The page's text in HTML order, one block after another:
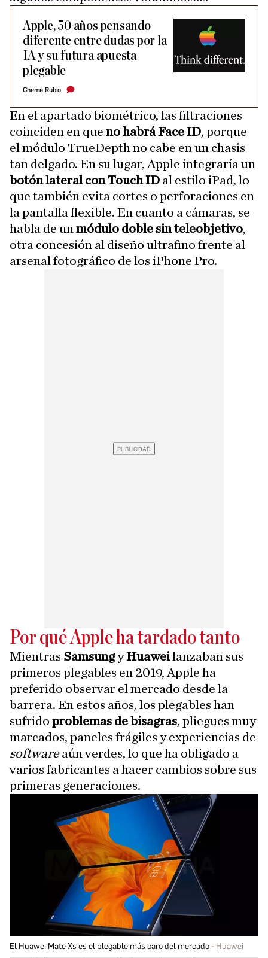
Apple, 50 años pensando
diferente entre dudas por la
IA y su futura apuesta
plegable
Chema Rubio
En el apartado biométrico, las filtraciones
coinciden en que no habrá Face ID, porque
el módulo TrueDepth no cabe en un chasis
tan delgado. En su lugar, Apple integraría un
botón lateral con Touch ID al estilo iPad, lo
que también evita cortes o perforaciones en
la pantalla flexible. En cuanto a cámaras, se
habla de un módulo doble sin teleobjetivo,
otra concesión al diseño ultrafino frente al
arsenal fotográfico de los iPhone Pro.
Por qué Apple ha tardado tanto
Mientras SamsungyHuaweilanzaban sus
primeros plegables en 2019, Apple ha
preferido observar el mercado desde la
barrera. En estos años, los plegables han
sufrido problemas de bisagras, pliegues muy
marcados, paneles frágiles y experiencias de
softwareaún verdes, lo que ha obligado a
varios fabricantes a hacer cambios sobre sus
primeras generaciones.
El Huawei Mate Xs es el plegable más caro del mercado Huawei